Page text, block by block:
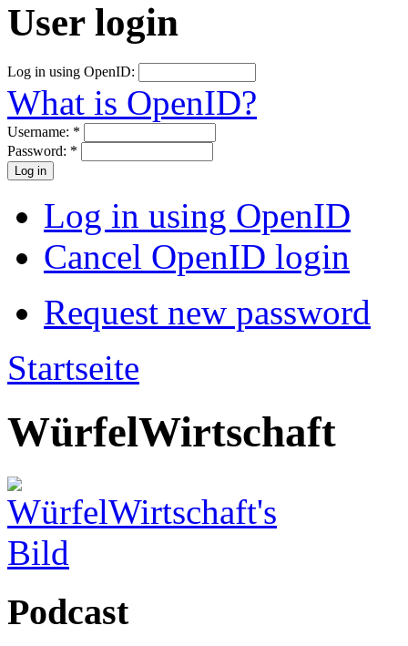
User login
Log in using OpenID:
What is OpenID?
Username: *
Password: *
Log in using OpenID
Cancel OpenID login
Request new password
Startseite
WürfelWirtschaft
Podcast